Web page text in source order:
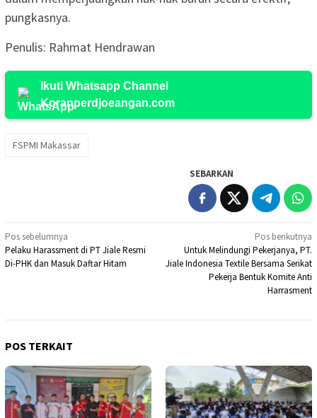
pungkasnya.
Penulis: Rahmat Hendrawan
Ikuti Whatsapp Channel
Koranperdjoeangan.com
FSPMI Makassar
SEBARKAN
Navigasi
pos
Pos sebelumnya
Pelaku Harassment di PT Jiale Resmi
Di-PHK dan Masuk Daftar Hitam
Pos berikutnya
Untuk Melindungi Pekerjanya, PT.
Jiale Indonesia Textile Bersama Serikat
Pekerja Bentuk Komite Anti
Harrasment
POS TERKAIT